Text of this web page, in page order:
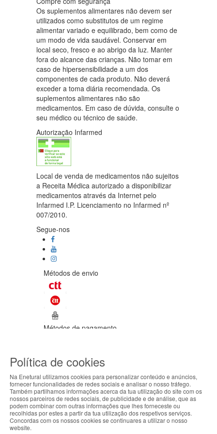
Os suplementos alimentares não devem ser
utilizados como substitutos de um regime
alimentar variado e equilibrado, bem como de
um modo de vida saudável. Conservar em
local seco, fresco e ao abrigo da luz. Manter
fora do alcance das crianças. Não tomar em
caso de hipersensibilidade a um dos
componentes de cada produto. Não deverá
exceder a toma diária recomendada. Os
suplementos alimentares não são
medicamentos. Em caso de dúvida, consulte o
seu médico ou técnico de saúde.
Autorização Infarmed
Local de venda de medicamentos não sujeitos
a Receita Médica autorizado a disponibilizar
medicamentos através da Internet pelo
Infarmed I.P. Licenciamento no Infarmed nº
007/2010.
Segue-nos
Métodos de envio
Métodos de pagamento
Todos os direitos reservados / Salvo
apresentadas são válidas até ao dia 09-
08-2026.
Designed & developed byBsolus
Filtrar por
ABOUT THE COOKIES
Enetural handles information about your visit using
cookies that improve the performance of the
Política de cookies
Na Enetural utilizamos cookies para personalizar conteúdo e anúncios,
fornecer funcionalidades de redes sociais e analisar o nosso tráfego.
Também partilhamos informações acerca da tua utilização do site com os
nossos parceiros de redes sociais, de publicidade e de análise, que as
podem combinar com outras informações que lhes forneceste ou
recolhidas por estes a partir da tua utilização dos respetivos serviços.
Concordas com os nossos cookies se continuares a utilizar o nosso
website.